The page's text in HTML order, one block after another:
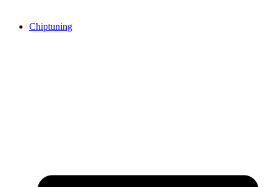
Chiptuning